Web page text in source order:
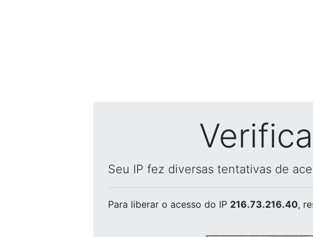
Seu IP fez diversas tentativas de
Para liberar o acesso do IP 216.73.216.40,